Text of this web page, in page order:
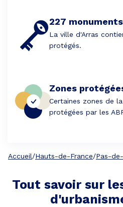
227
La ville d'Arras
protégés.
Zones
Certaines zones de
protégées par les
Accueil/Hauts-de-France/Pas-
Tout savoir sur